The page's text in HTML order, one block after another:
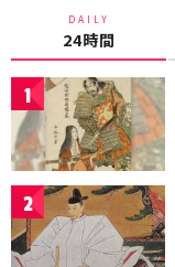
DAILY
24時間
1
2